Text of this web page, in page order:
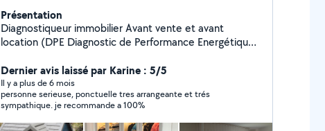
Présentation
Diagnostiqueur immobilier Avant vente et avant
location (DPE Diagnostic de Performance Energétique,
Loi Carrez et Loi Boutin) Disponible pour étudier vos
différentes sollicitations! À très bientôt!
Dernier avis laissé par Karine : 5/5
Il y a plus de 6 mois
personne serieuse, ponctuelle tres arrangeante et trés
sympathique. je recommande a 100%